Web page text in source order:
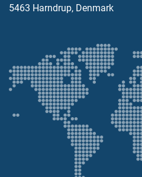
5463 Harndrup, Denmark